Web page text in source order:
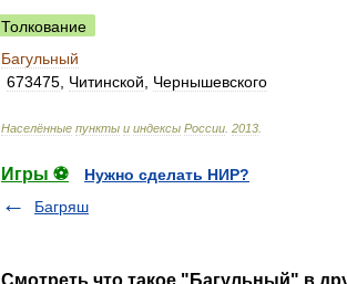
Толкование
Багульный
673475 Читинской Чернышевского
Населённые пункты и индексы России 2013
Игры ⚽
Нужно сделать НИР?
Багряш
Смотреть что такое "Багульный" в